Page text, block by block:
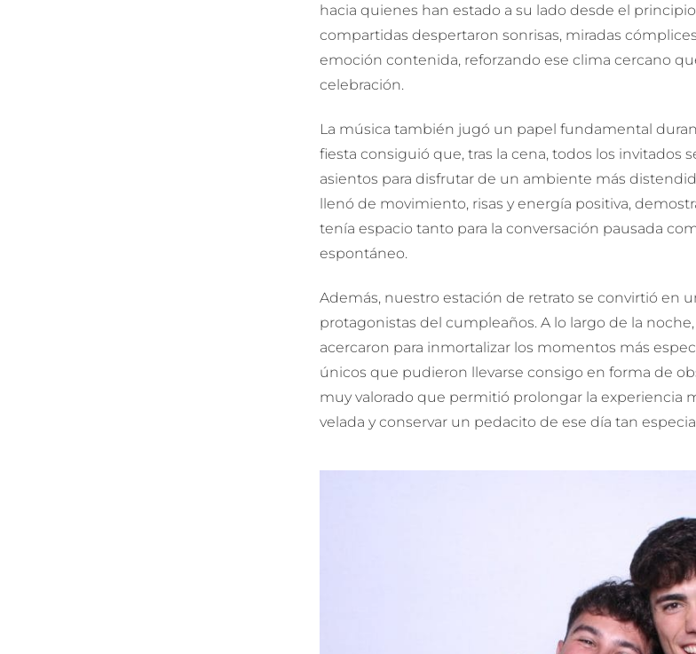
hacia quienes han estado a su lado desde el
compartidas despertaron sonrisas, miradas
emoción contenida, reforzando ese clima cercano
celebración.
La música también jugó un papel fundamental
fiesta consiguió que, tras la cena, todos los invitados
asientos para disfrutar de un ambiente más
llenó de movimiento, risas y energía positiva,
tenía espacio tanto para la conversación pausada
espontáneo.
Además, nuestro estación de retrato se convirtió en
protagonistas del cumpleaños. A lo largo de la
acercaron para inmortalizar los momentos más
únicos que pudieron llevarse consigo en forma de
muy valorado que permitió prolongar la experiencia
velada y conservar un pedacito de ese día tan